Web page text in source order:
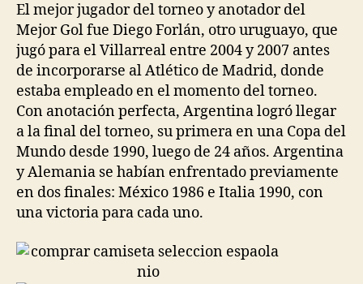
El mejor jugador del torneo y anotador del
Mejor Gol fue Diego Forlán, otro uruguayo, que
jugó para el Villarreal entre 2004 y 2007 antes
de incorporarse al Atlético de Madrid, donde
estaba empleado en el momento del torneo.
Con anotación perfecta, Argentina logró llegar
a la final del torneo, su primera en una Copa del
Mundo desde 1990, luego de 24 años. Argentina
y Alemania se habían enfrentado previamente
en dos finales: México 1986 e Italia 1990, con
una victoria para cada uno.